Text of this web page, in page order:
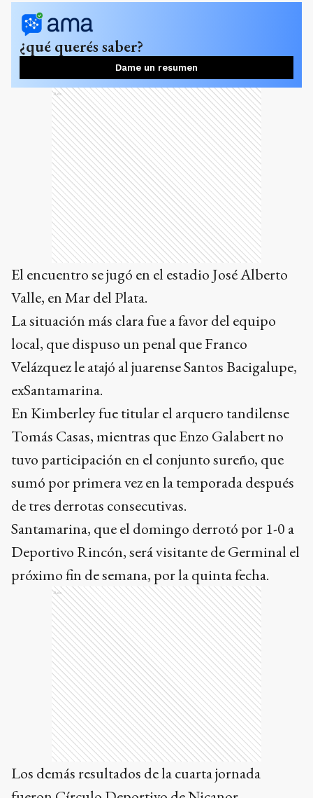
¿qué querés saber?
Dame un resumen
Ads
El encuentro se jugó en el estadio José Alberto
Valle, en Mar del Plata.
La situación más clara fue a favor del equipo
local, que dispuso un penal que Franco
Velázquez le atajó al juarense Santos Bacigalupe,
exSantamarina.
En Kimberley fue titular el arquero tandilense
Tomás Casas, mientras que Enzo Galabert no
tuvo participación en el conjunto sureño, que
sumó por primera vez en la temporada después
de tres derrotas consecutivas.
Santamarina, que el domingo derrotó por 1-0 a
Deportivo Rincón, será visitante de Germinal el
próximo fin de semana, por la quinta fecha.
Ads
Los demás resultados de la cuarta jornada